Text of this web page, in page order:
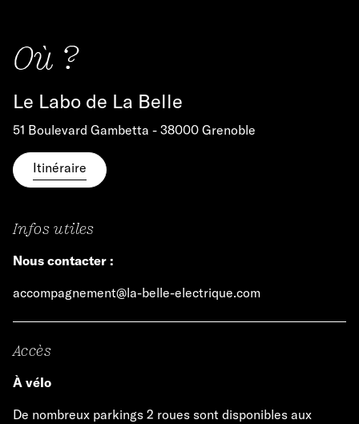
Où ?
Le Labo de La Belle
51 Boulevard Gambetta - 38000 Grenoble
Itinéraire
Infos utiles
Nous contacter :
accompagnement@la-belle-electrique.com
Accès
À vélo
De nombreux parkings 2 roues sont disponibles aux